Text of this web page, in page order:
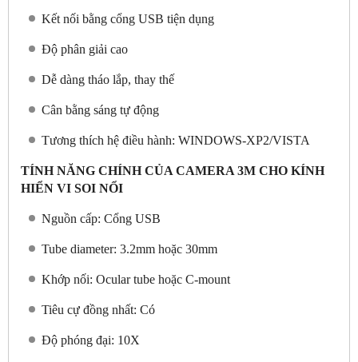
Kết nối bằng cổng USB tiện dụng
Độ phân giải cao
Dễ dàng tháo lắp, thay thế
Cân bằng sáng tự động
Tương thích hệ điều hành: WINDOWS-XP2/VISTA
TÍNH NĂNG CHÍNH CỦA CAMERA 3M CHO KÍNH
HIỂN VI SOI NỔI
Nguồn cấp: Cổng USB
Tube diameter: 3.2mm hoặc 30mm
Khớp nối: Ocular tube hoặc C-mount
Tiêu cự đồng nhất: Có
Độ phóng đại: 10X